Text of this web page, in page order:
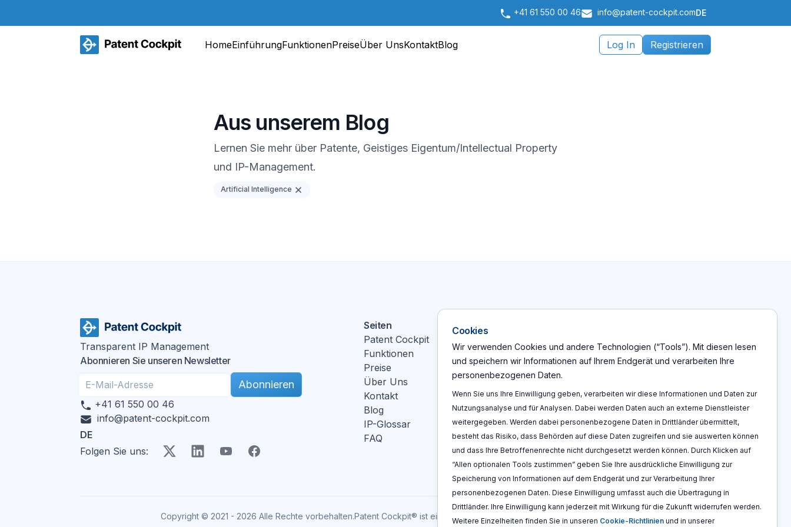
+41 61 550 00 46 info@patent-cockpit.comDE
HomeEinführungFunktionenPreiseÜber UnsKontaktBlog Log In Registrieren
Aus unserem Blog
Lernen Sie mehr über Patente, Geistiges Eigentum/Intellectual Property
und IP-Management.
Artificial Intelligence
Transparent IP Management
Abonnieren Sie unseren Newsletter
Abonnieren
+41 61 550 00 46
info@patent-cockpit.com
DE
Folgen Sie uns: X LinkedInYouTubeFacebook
Seiten
Patent Cockpit
Funktionen
Preise
Über Uns
Kontakt
Blog
IP-Glossar
FAQ
Registrieren
Demo buchen
Datenschutzerklärung
AGBs
Copyright © 2021 - 2026 Alle Rechte vorbehalten.Patent Cockpit® ist eine registrierte Marke. Veröffentlicht 06. Aug. 2026
Cookies
Wir verwenden Cookies und andere Technologien (“Tools”). Mit diesen lesen
und speichern wir Informationen auf Ihrem Endgerät und verarbeiten Ihre
personenbezogenen Daten.
Wenn Sie uns Ihre Einwilligung geben, verarbeiten wir diese Informationen und Daten zur
Nutzungsanalyse und für Analysen. Dabei werden Daten auch an externe Dienstleister
weitergegeben. Werden dabei personenbezogene Daten in Drittländer übermittelt,
besteht das Risiko, dass Behörden auf diese Daten zugreifen und sie auswerten können
und dass Ihre Betroffenenrechte nicht durchgesetzt werden können. Durch Klicken auf
“Allen optionalen Tools zustimmen” geben Sie Ihre ausdrückliche Einwilligung zur
Speicherung von Informationen auf dem Endgerät und zur Verarbeitung Ihrer
personenbezogenen Daten. Diese Einwilligung umfasst auch die Übertragung in
Drittländer. Ihre Einwilligung kann jederzeit mit Wirkung für die Zukunft widerrufen werden.
Weitere Einzelheiten finden Sie in unseren Cookie-Richtlinien und in unserer